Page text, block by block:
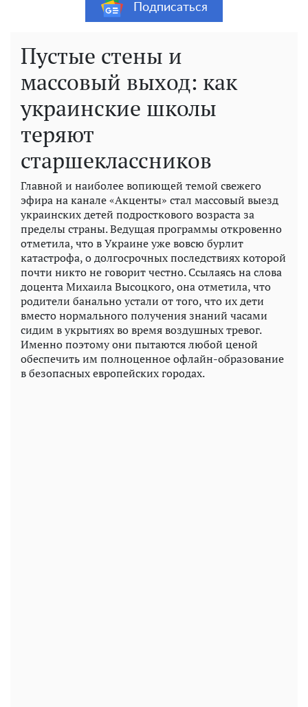
Подписаться
Пустые стены и
массовый выход: как
украинские школы
теряют
старшеклассников
Главной и наиболее вопиющей темой свежего
эфира на канале «Акценты» стал массовый выезд
украинских детей подросткового возраста за
пределы страны. Ведущая программы откровенно
отметила, что в Украине уже вовсю бурлит
катастрофа, о долгосрочных последствиях которой
почти никто не говорит честно. Ссылаясь на слова
доцента Михаила Высоцкого, она отметила, что
родители банально устали от того, что их дети
вместо нормального получения знаний часами
сидим в укрытиях во время воздушных тревог.
Именно поэтому они пытаются любой ценой
обеспечить им полноценное офлайн-образование
в безопасных европейских городах.